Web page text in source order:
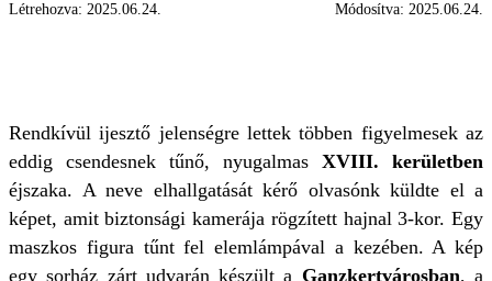
Létrehozva: 2025.06.24. Módosítva: 2025.06.24.
Rendkívül ijesztő jelenségre lettek többen figyelmesek az
eddig csendesnek tűnő, nyugalmas XVIII. kerületben
éjszaka. A neve elhallgatását kérő olvasónk küldte el a
képet, amit biztonsági kamerája rögzített hajnal 3-kor. Egy
maszkos figura tűnt fel elemlámpával a kezében. A kép
egy sorház zárt udvarán készült a Ganzkertvárosban, a